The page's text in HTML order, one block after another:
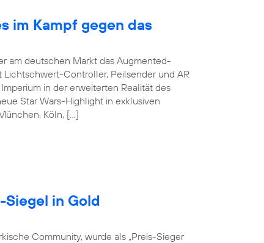
im Kampf gegen das
am deutschen Markt das Augmented-
Lichtschwert-Controller, Peilsender und AR
in der erweiterten Realität des
Star Wars-Highlight in exklusiven
Köln, […]
in Gold
Community, wurde als „Preis-Sieger